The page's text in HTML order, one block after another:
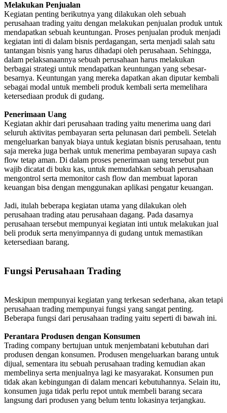
Melakukan Penjualan
Kegiatan penting berikutnya yang dilakukan oleh sebuah
perusahaan trading yaitu dengan melakukan penjualan produk untuk
mendapatkan sebuah keuntungan. Proses penjualan produk menjadi
kegiatan inti di dalam bisnis perdagangan, serta menjadi salah satu
tantangan bisnis yang harus dihadapi oleh perusahaan. Sehingga,
dalam pelaksanaannya sebuah perusahaan harus melakukan
berbagai strategi untuk mendapatkan keuntungan yang sebesar-
besarnya. Keuntungan yang mereka dapatkan akan diputar kembali
sebagai modal untuk membeli produk kembali serta memelihara
ketersediaan produk di gudang.
Penerimaan Uang
Kegiatan akhir dari perusahaan trading yaitu menerima uang dari
seluruh aktivitas pembayaran serta pelunasan dari pembeli. Setelah
mengeluarkan banyak biaya untuk kegiatan bisnis perusahaan, tentu
saja mereka juga berhak untuk menerima pembayaran supaya cash
flow tetap aman. Di dalam proses penerimaan uang tersebut pun
wajib dicatat di buku kas, untuk memudahkan sebuah perusahaan
mengontrol serta memonitor cash flow dan membuat laporan
keuangan bisa dengan menggunakan aplikasi pengatur keuangan.
Jadi, itulah beberapa kegiatan utama yang dilakukan oleh
perusahaan trading atau perusahaan dagang. Pada dasarnya
perusahaan tersebut mempunyai kegiatan inti untuk melakukan jual
beli produk serta menyimpannya di gudang untuk memastikan
ketersediaan barang.
Fungsi Perusahaan Trading
Meskipun mempunyai kegiatan yang terkesan sederhana, akan tetapi
perusahaan trading mempunyai fungsi yang sangat penting.
Beberapa fungsi dari perusahaan trading yaitu seperti di bawah ini.
Perantara Produsen dengan Konsumen
Trading company bertujuan untuk menjembatani kebutuhan dari
produsen dengan konsumen. Produsen mengeluarkan barang untuk
dijual, sementara itu sebuah perusahaan trading kemudian akan
membelinya serta menjualnya lagi ke masyarakat. Konsumen pun
tidak akan kebingungan di dalam mencari kebutuhannya. Selain itu,
konsumen juga tidak perlu repot untuk membeli barang secara
langsung dari produsen yang belum tentu lokasinya terjangkau.